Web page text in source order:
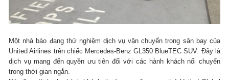
Một nhà báo đang thử nghiệm dịch vụ vận chuyển trong sân bay của
United Airlines trên chiếc Mercedes-Benz GL350 BlueTEC SUV. Đây là
dịch vụ mang đến quyền ưu tiên đối với các hành khách nối chuyến
trong thời gian ngắn.